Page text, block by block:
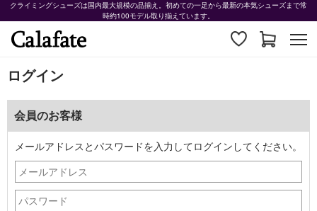
クライミングシューズは国内最大規模の品揃え。初めての一足から最新の本気シューズまで常
時約100モデル取り揃えています。
ログイン
会員のお客様
メールアドレスとパスワードを入力してログインしてください。